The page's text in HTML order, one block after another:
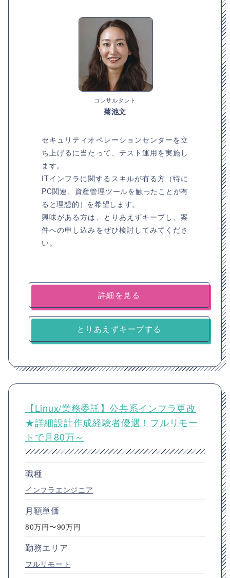
コンサルタント
菊池文
セキュリティオペレーションセンターを立
ち上げるに当たって、テスト運用を実施し
ます。
ITインフラに関するスキルが有る方（特に
PC関連、資産管理ツールを触ったことが有
ると理想的）を希望します。
興味がある方は、とりあえずキープし、案
件への申し込みをぜひ検討してみてくださ
い。
詳細を見る
とりあえずキープする
【Linux/業務委託】公共系インフラ更改
★詳細設計作成経験者優遇！フルリモー
トで月80万～
職種
インフラエンジニア
月額単価
80万円〜90万円
勤務エリア
フルリモート